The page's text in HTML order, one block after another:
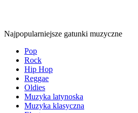
Najpopularniejsze gatunki muzyczne
Pop
Rock
Hip Hop
Reggae
Oldies
Muzyka latynoska
Muzyka klasyczna